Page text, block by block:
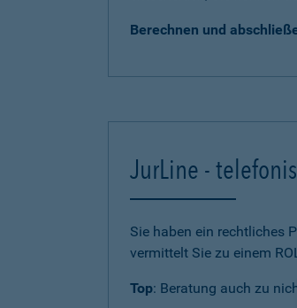
Berechnen und
JurLine -
Sie haben ein rechtliches
vermittelt Sie zu einem
Top: Beratung auch zu